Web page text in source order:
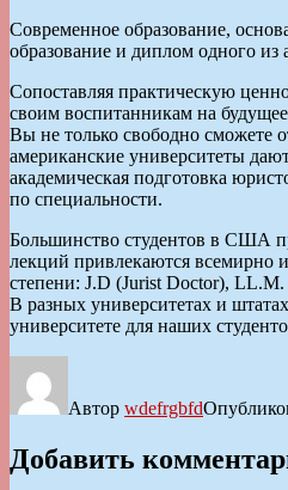
Современное образование,
образование и диплом одного
Сопоставляя практическую
своим воспитанникам на
Вы не только свободно сможете
американские университеты
академическая подготовка
по специальности.
Большинство студентов в США
лекций привлекаются всемирно
степени: J.D (Jurist Doctor),
В разных университетах и
университете для наших
Автор wdefrgbfd
Добавить